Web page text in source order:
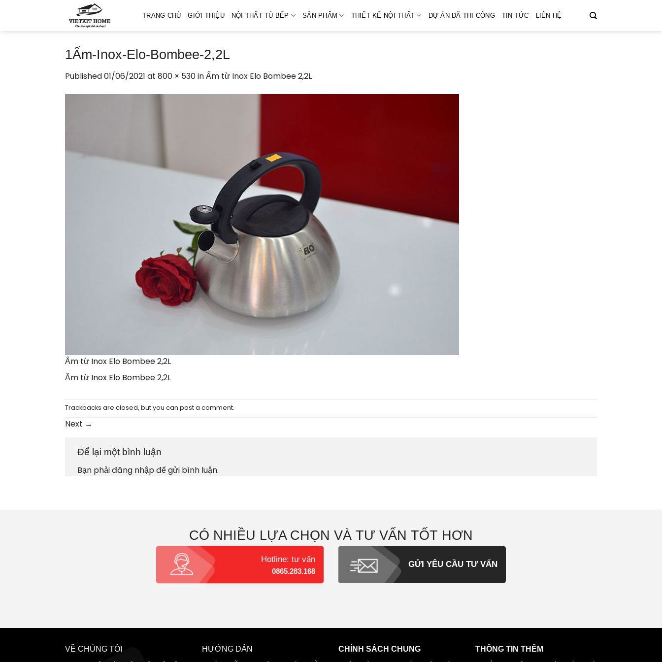
TRANG CHỦ GIỚI THIỆU NỘI THẤT TỦ BẾP SẢN PHẨM THIẾT KẾ NỘI THẤT DỰ ÁN ĐÃ THI CÔNG TIN TỨC LIÊN HỆ
1Ấm-Inox-Elo-Bombee-2,2L
Published01/06/2021 at 800 × 530inẤm từ Inox Elo Bombee 2,2L
Ấm từ Inox Elo Bombee 2,2L
Ấm từ Inox Elo Bombee 2,2L
Trackbacks are closed, but you can post a comment.
Next →
Để lại một bình luận
Bạn phảiđăng nhậpđể gửi bình luận.
CÓ NHIỀU LỰA CHỌN VÀ TƯ VẤN TỐT HƠN
Hotline: tư vấn
0865.283.168
GỬI YÊU CẦU TƯ VẤN
VỀ CHÚNG TÔI
HƯỚNG DẪN
CHÍNH SÁCH CHUNG
THÔNG TIN THÊM